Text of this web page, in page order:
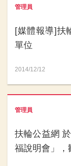
管理員
[媒體報導]扶
單位
2014/12/12
管理員
扶輪公益網
福說明會」，